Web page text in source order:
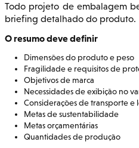
Todo projeto de embalagem
briefing detalhado do produto.
O resumo deve definir
Dimensões do produto e peso
Fragilidade e requisitos de
Objetivos de marca
Necessidades de exibição no
Considerações de transporte e
Metas de sustentabilidade
Metas orçamentárias
Quantidades de produção